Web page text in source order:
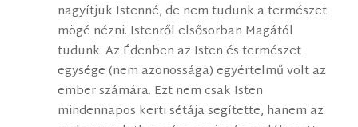
nagyítjuk Istenné, de nem tudunk a természet
mögé nézni. Istenről elsősorban Magától
tudunk. Az Édenben az Isten és természet
egysége (nem azonossága) egyértelmű volt az
ember számára. Ezt nem csak Isten
mindennapos kerti sétája segítette, hanem az